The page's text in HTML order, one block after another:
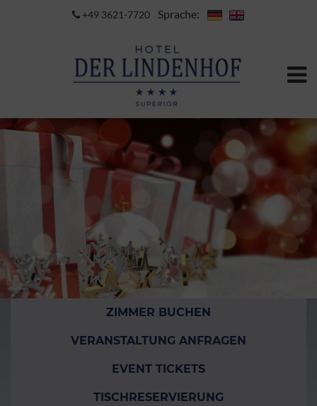
+49 3621-7720 Sprache:
ZIMMER BUCHEN
VERANSTALTUNG ANFRAGEN
EVENT TICKETS
TISCHRESERVIERUNG